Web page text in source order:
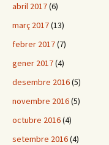
abril 2017(6)
març 2017(13)
febrer 2017(7)
gener 2017(4)
desembre 2016(5)
novembre 2016(5)
octubre 2016(4)
setembre 2016(4)